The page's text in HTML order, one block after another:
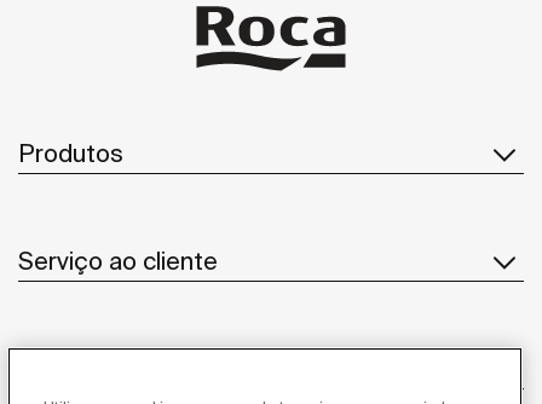
Produtos
Serviço ao cliente